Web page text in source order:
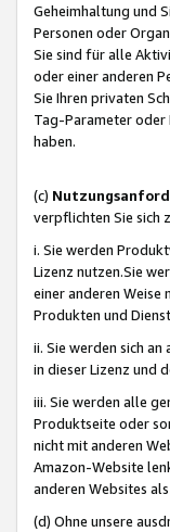
Geheimhaltung und
Personen oder
Sie sind für alle
oder einer anderen
Sie Ihren privaten
Tag-Parameter oder
haben.
(c)
verpflichten Sie sich
i. Sie werden
Lizenz nutzen.Sie
einer anderen Weise
Produkten und
ii. Sie werden sich
in dieser Lizenz und
iii. Sie werden alle
Produktseite oder
nicht mit anderen
Amazon-Website
anderen Websites
(d) Ohne unsere